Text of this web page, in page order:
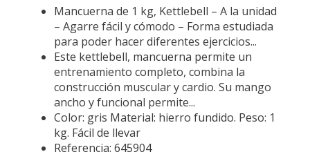
Mancuerna de 1 kg, Kettlebell – A la unidad
– Agarre fácil y cómodo – Forma estudiada
para poder hacer diferentes ejercicios...
Este kettlebell, mancuerna permite un
entrenamiento completo, combina la
construcción muscular y cardio. Su mango
ancho y funcional permite...
Color: gris Material: hierro fundido. Peso: 1
kg. Fácil de llevar
Referencia: 645904